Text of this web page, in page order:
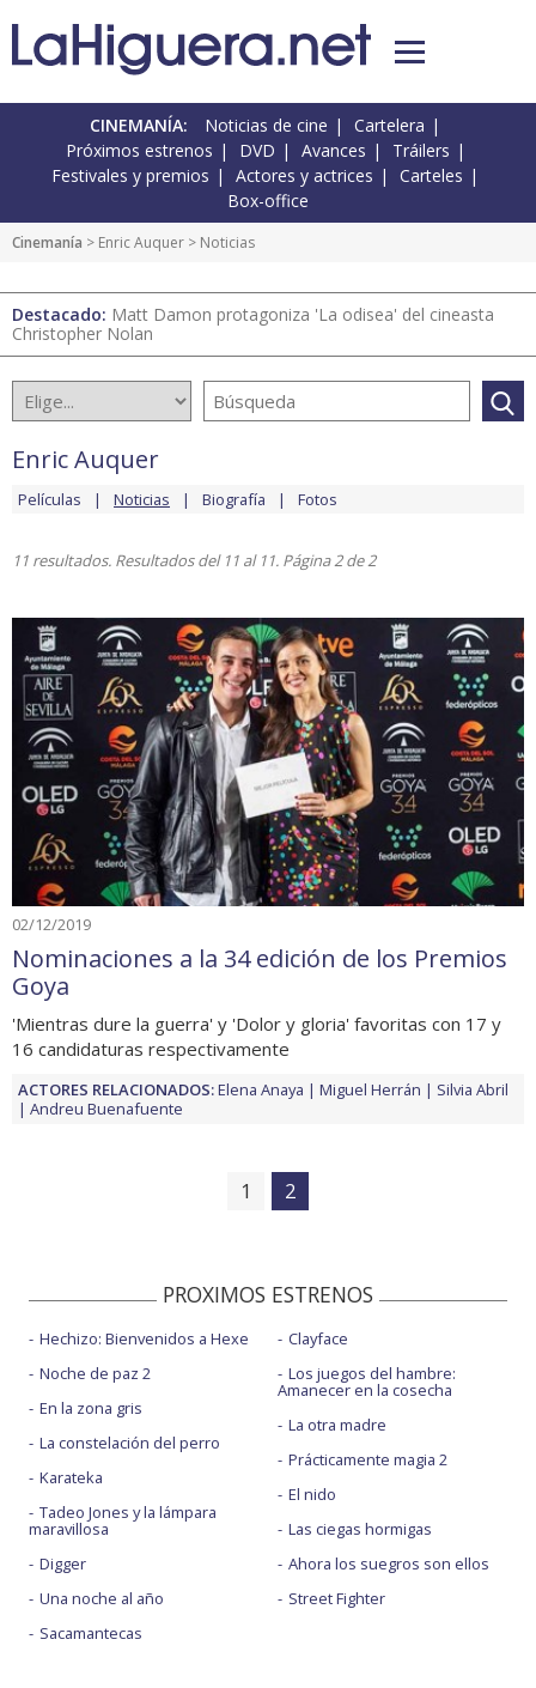
CINEMANÍA: Noticias de cine
Cartelera
Próximos estrenos
DVD Avances
Tráilers
Festivales y premios
Actores y actrices
Carteles
Box-office
Cinemanía > Enric Auquer > Noticias
Destacado: Matt Damon protagoniza 'La odisea' del cineasta
Christopher Nolan
Enric Auquer
Películas Noticias Biografía Fotos
11 resultados. Resultados del 11 al 11. Página 2 de 2
02/12/2019
Nominaciones a la 34 edición de los Premios
Goya
'Mientras dure la guerra' y 'Dolor y gloria' favoritas con 17 y
16 candidaturas respectivamente
ACTORES RELACIONADOS:Elena Anaya Miguel Herrán
Silvia Abril
Andreu Buenafuente
1 2
PROXIMOS ESTRENOS
Hechizo: Bienvenidos a Hexe
Noche de paz 2
En la zona gris
La constelación del perro
Karateka
Tadeo Jones y la lámpara
maravillosa
Digger
Una noche al año
Sacamantecas
Clayface
Los juegos del hambre:
Amanecer en la cosecha
La otra madre
Prácticamente magia 2
El nido
Las ciegas hormigas
Ahora los suegros son ellos
Street Fighter